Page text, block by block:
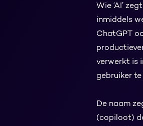
Wie ‘AI’
inmiddels
ChatGPT
verwerkt is
gebruiker
De naam
(copiloot)